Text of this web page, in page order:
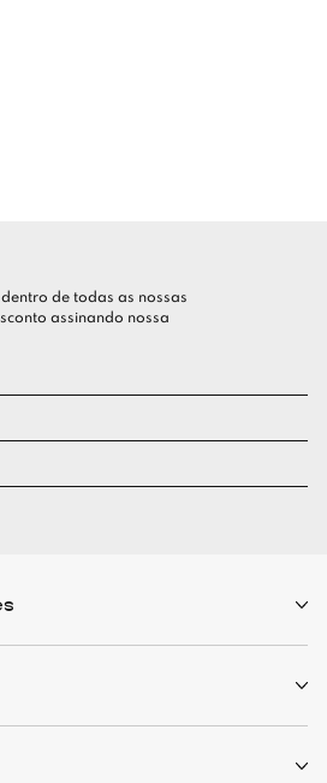
de todas as nossas
assinando nossa